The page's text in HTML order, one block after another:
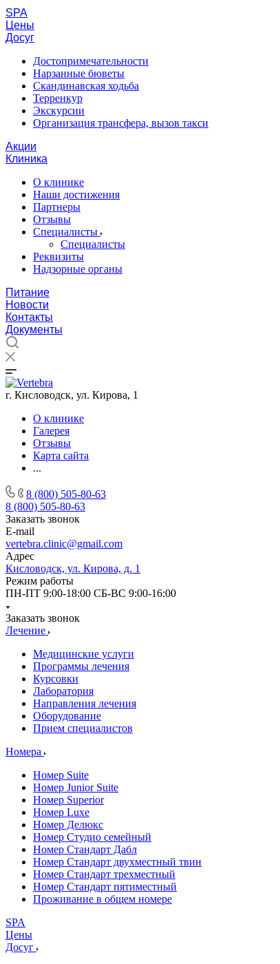
SPA
Цены
Досуг
Достопримечательности
Нарзанные бюветы
Скандинавская ходьба
Терренкур
Экскурсии
Организация трансфера, вызов такси
Акции
Клиника
О клинике
Наши достижения
Партнеры
Отзывы
Специалисты
Специалисты
Реквизиты
Надзорные органы
Питание
Новости
Контакты
Документы
г. Кисловодск, ул. Кирова, 1
О клинике
Галерея
Отзывы
Карта сайта
...
8 (800) 505-80-63
8 (800) 505-80-63
Заказать звонок
E-mail
vertebra.clinic@gmail.com
Адрес
Кисловодск, ул. Кирова, д. 1
Режим работы
ПН-ПТ 9:00-18:00 СБ-ВС 9:00-16:00
Заказать звонок
Лечение
Медицинские услуги
Программы лечения
Курсовки
Лаборатория
Направления лечения
Оборудование
Прием специалистов
Номера
Номер Suite
Номер Junior Suite
Номер Superior
Номер Luxe
Номер Делюкс
Номер Студио семейный
Номер Стандарт Дабл
Номер Стандарт двухместный твин
Номер Стандарт трехместный
Номер Стандарт пятиместный
Проживание в общем номере
SPA
Цены
Досуг